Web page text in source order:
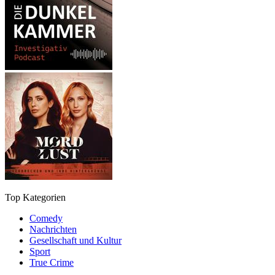
Top Kategorien
Comedy
Nachrichten
Gesellschaft und Kultur
Sport
True Crime